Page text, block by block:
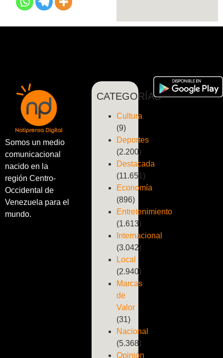
Somos un medio
comunicacional
nacido en la
región Centro-
Occidental de
Venezuela para el
mundo.
CATEGORÍAS
Cultura
(9)
Deportes
(2.200)
Destacada
(11.651)
Economía
(896)
Entretenimiento
(1.613)
Internacional
(3.042)
Local
(2.940)
Marcas
de
Valor
(31)
Nacional
(5.368)
Opinión